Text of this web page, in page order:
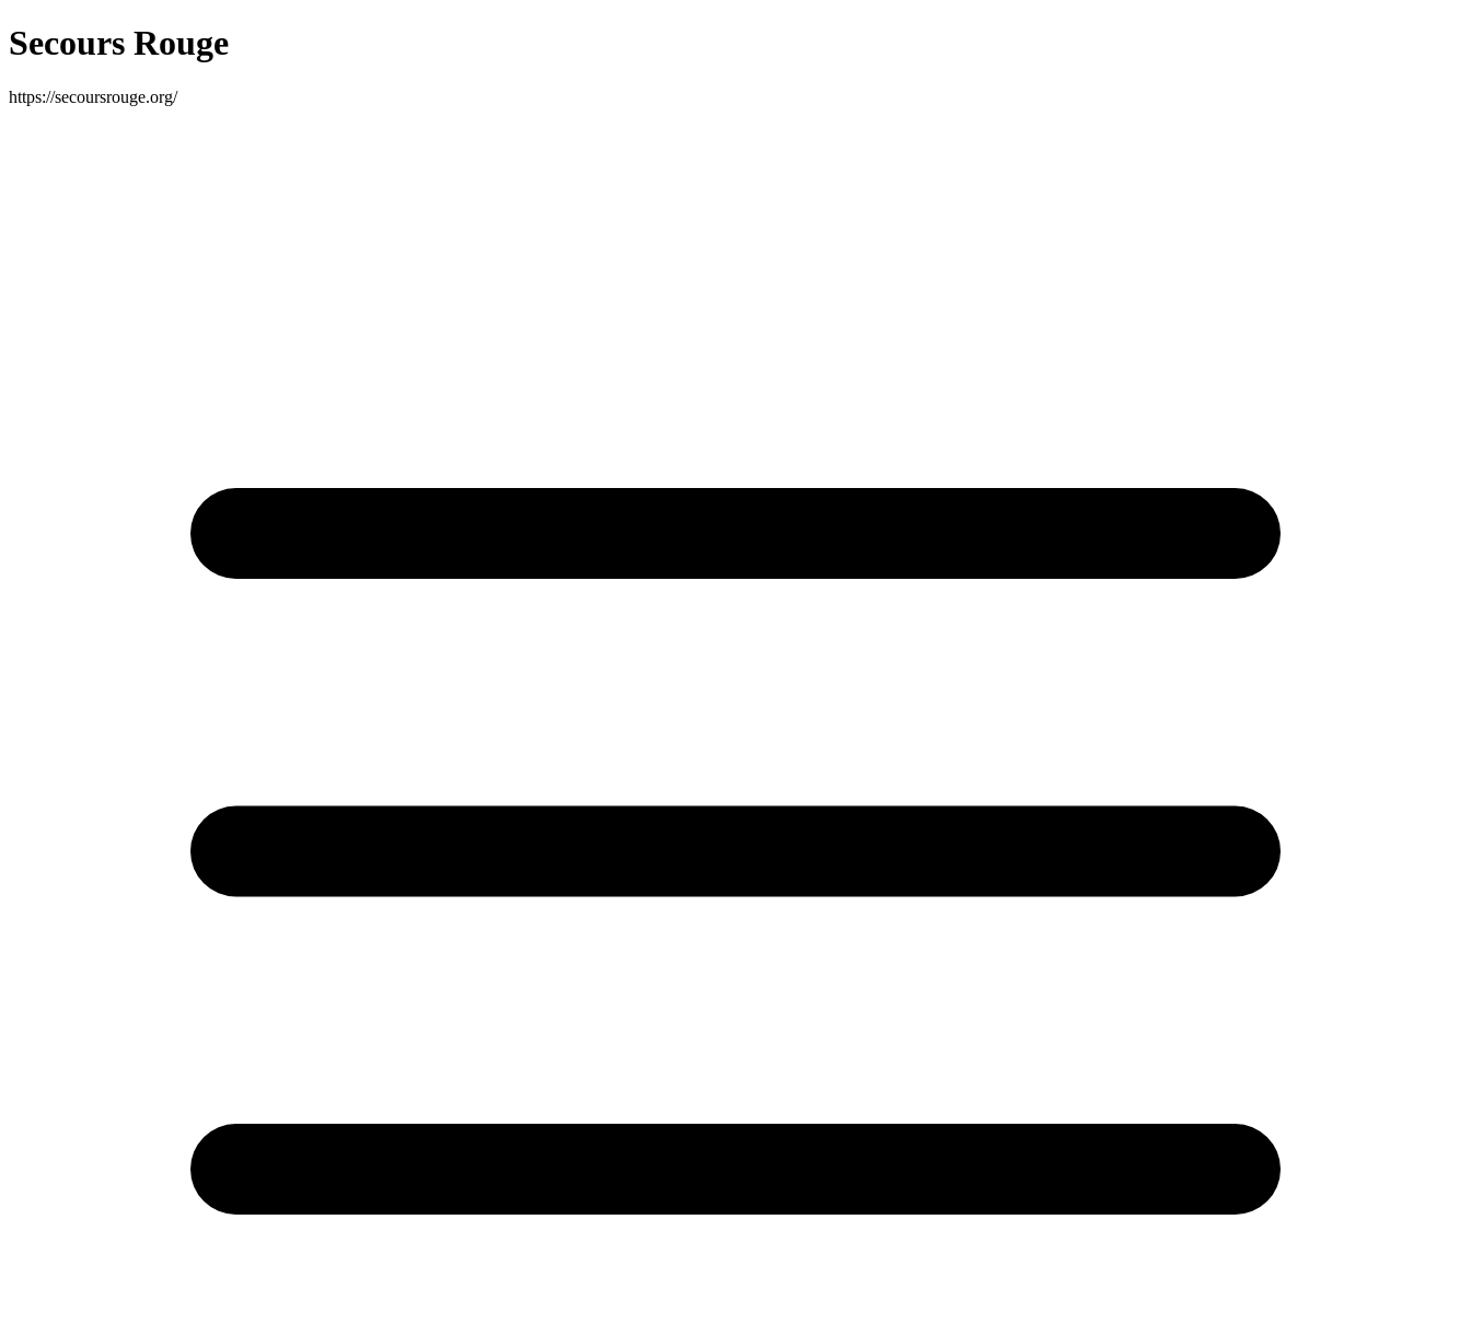
Secours Rouge
https://secoursrouge.org/